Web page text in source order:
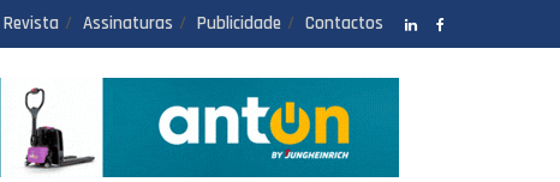
Revista Assinaturas Publicidade Contactos